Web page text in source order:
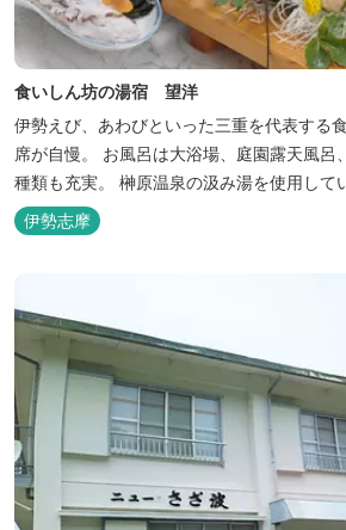
食いしん坊の湯宿 望洋
伊勢えび、あわびといった三重を代表する
席が自慢。 お風呂は大浴場、庭園露天風呂
種類も充実。 榊原温泉の汲み湯を使用して
ルに。
伊勢志摩